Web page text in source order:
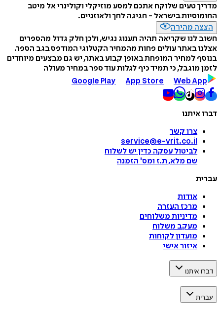
מדריך טעים שלוקח אתכם למסע מוזיקלי וקולינרי אל מיטב
החומוסיות בישראל - חגיגה לחך ולאוזניים.
הצצה מהירה
חשוב לנו שקריאה תהיה תענוג נגיש, ולכן חלק גדול מהספרים
אצלנו באתר עולים פחות מהמחיר הקטלוגי המודפס בגב הספר.
בנוסף למחיר המופחת באופן קבוע באתר, יש גם מבצעים מיוחדים
לזמן מוגבל, כי תמיד כיף לגלות עוד ספר במחיר מעולה
Google Play
App Store Web App
דברו איתנו
צרו קשר
service@e-vrit.co.il
לביטול עסקה כדין יש לשלוח
שם מלא, ת.ז ומס' הזמנה
עברית
אודות
מרכז העזרה
מדיניות משלוחים
מעקב משלוח
מועדון לקוחות
איזור אישי
דברו איתנו
עברית